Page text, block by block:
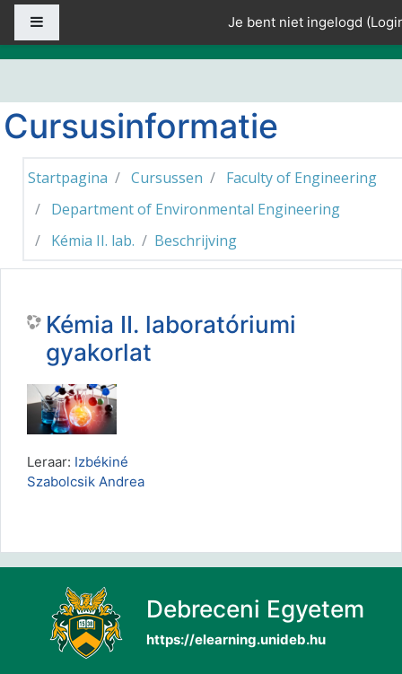
Ga naar hoofdinhoud
Je bent niet ingelogd (
Cursusinformatie
Startpagina Cursussen
Faculty of Engineering
Department of Environmental Engineering
Kémia II. lab.
Beschrijving
Kémia II. laboratóriumi
gyakorlat
Leraar: Izbékiné
Szabolcsik Andrea
Debreceni Egyetem
https://elearning.unideb.hu